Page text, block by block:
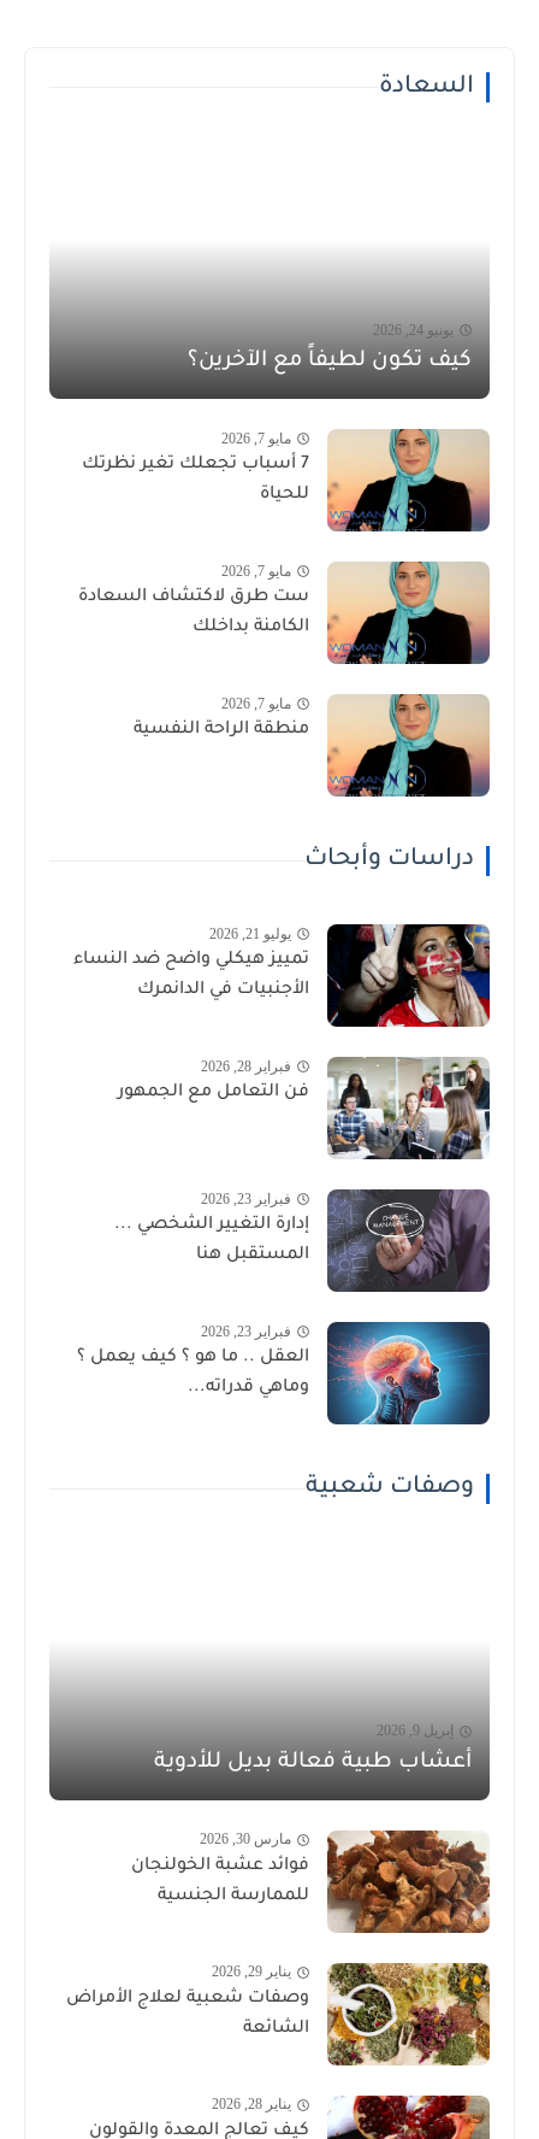
السعادة
يونيو 24, 2026
كيف تكون لطيفاً مع الآخرين؟
مايو 7, 2026
7 أسباب تجعلك تغير نظرتك
للحياة
مايو 7, 2026
ست طرق لاكتشاف السعادة
الكامنة بداخلك
مايو 7, 2026
منطقة الراحة النفسية
دراسات وأبحاث
يوليو 21, 2026
تمييز هيكلي واضح ضد النساء
الأجنبيات في الدانمرك
فبراير 28, 2026
فن التعامل مع الجمهور
فبراير 23, 2026
إدارة التغيير الشخصي ...
المستقبل هنا
فبراير 23, 2026
العقل .. ما هو ؟ كيف يعمل ؟
وماهي قدراته...
وصفات شعبية
إبريل 9, 2026
أعشاب طبية فعالة بديل للأدوية
مارس 30, 2026
فوائد عشبة الخولنجان
للممارسة الجنسية
يناير 29, 2026
وصفات شعبية لعلاج الأمراض
الشائعة
يناير 28, 2026
كيف تعالج المعدة والقولون